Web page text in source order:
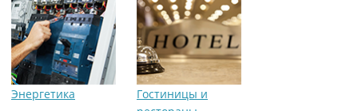
Энергетика
Гостиницы и